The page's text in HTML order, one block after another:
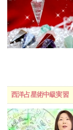
西洋占星術中級実習